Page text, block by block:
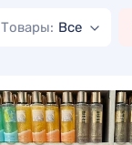
Товары: Все